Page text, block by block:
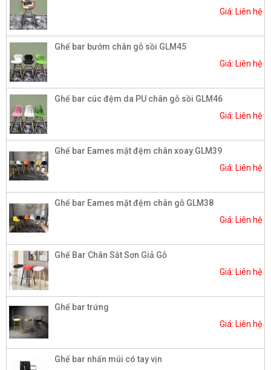
Giá: Liên hệ
Ghế bar bướm chân gỗ sồi GLM45
Giá: Liên hệ
Ghế bar cúc đệm da PU chân gỗ sồi GLM46
Giá: Liên hệ
Ghế bar Eames mặt đệm chân xoay GLM39
Giá: Liên hệ
Ghế bar Eames mặt đệm chân gỗ GLM38
Giá: Liên hệ
Ghế Bar Chân Sắt Sơn Giả Gỗ
Giá: Liên hệ
Ghế bar trứng
Giá: Liên hệ
Ghế bar nhấn múi có tay vịn